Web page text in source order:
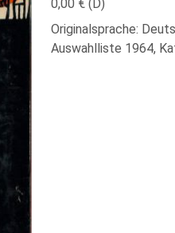
0,00 € (D)
Originalsprache:
Auswahlliste 1964,